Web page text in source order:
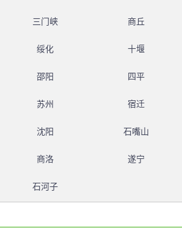
三门峡 商丘
绥化 十堰
邵阳 四平
苏州 宿迁
沈阳 石嘴山
商洛 遂宁
石河子